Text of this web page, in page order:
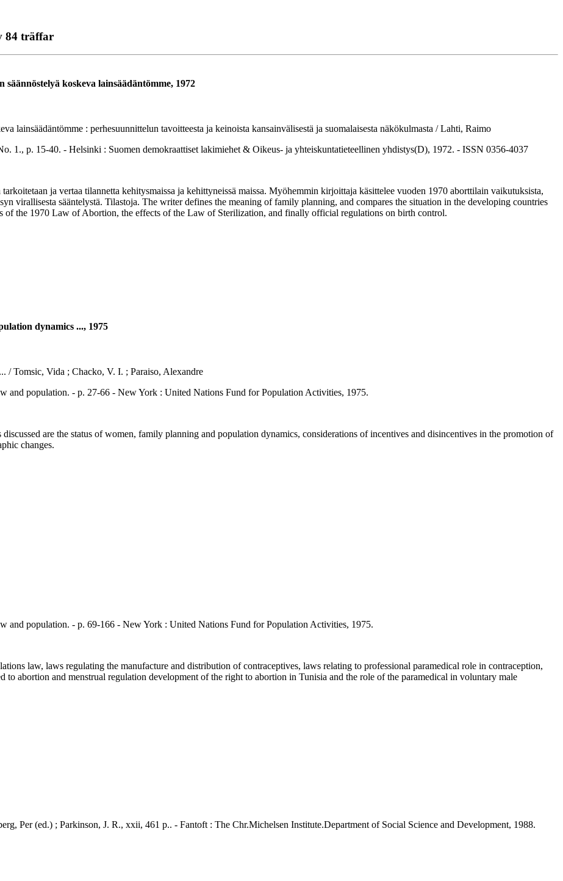
84 träffar
koskeva lainsäädäntömme, 1972
lainsäädäntömme : perhesuunnittelun tavoitteesta ja keinoista kansainvälisestä ja suomalaisesta näkökulmasta / Lahti, Raimo
p. 15-40. - Helsinki : Suomen demokraattiset lakimiehet & Oikeus- ja yhteiskuntatieteellinen yhdistys(D), 1972. - ISSN 0356-4037
ja vertaa tilannetta kehitysmaissa ja kehittyneissä maissa. Myöhemmin kirjoittaja käsittelee vuoden 1970 aborttilain vaikutuksista,
virallisesta sääntelystä. Tilastoja. The writer defines the meaning of family planning, and compares the situation in the developing countries
of the 1970 Law of Abortion, the effects of the Law of Sterilization, and finally official regulations on birth control.
dynamics ..., 1975
/ Tomsic, Vida ; Chacko, V. I. ; Paraiso, Alexandre
population. - p. 27-66 - New York : United Nations Fund for Population Activities, 1975.
are the status of women, family planning and population dynamics, considerations of incentives and disincentives in the promotion of
changes.
population. - p. 69-166 - New York : United Nations Fund for Population Activities, 1975.
law, laws regulating the manufacture and distribution of contraceptives, laws relating to professional paramedical role in contraception,
to abortion and menstrual regulation development of the right to abortion in Tunisia and the role of the paramedical in voluntary male
Per (ed.) ; Parkinson, J. R., xxii, 461 p.. - Fantoft : The Chr.Michelsen Institute.Department of Social Science and Development, 1988.